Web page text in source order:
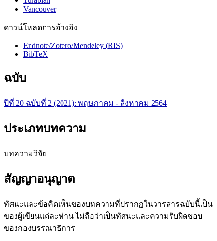
Vancouver
ดาวน์โหลดการอ้างอิง
Endnote/Zotero/Mendeley (RIS)
BibTeX
ฉบับ
ปีที่ 20 ฉบับที่ 2 (2021): พฤษภาคม - สิงหาคม 2564
ประเภทบทความ
บทความวิจัย
สัญญาอนุญาต
ทัศนะและข้อคิดเห็นของบทความที่ปรากฏในวารสารฉบับนี้เป็น
ของผู้เขียนแต่ละท่าน ไม่ถือว่าเป็นทัศนะและความรับผิดชอบ
ของกองบรรณาธิการ